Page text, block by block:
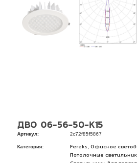
ДВО 06-56-50-К15
Артикул: 2c72f85f5867
Категория: Fereks Офисное
Потолочные